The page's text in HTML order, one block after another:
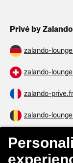
Privé by
zalando-
zalando-
zalando-prive.fr
zalando-
zalando-
zalando-